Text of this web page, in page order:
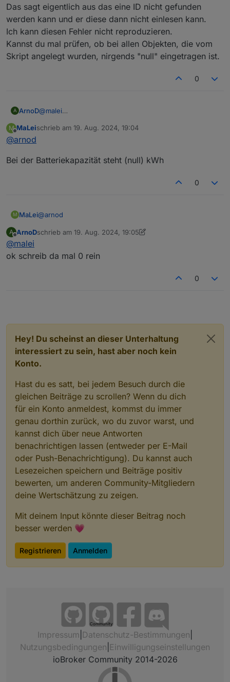
Das sagt eigentlich aus das eine ID nicht gefunden
werden kann und er diese dann nicht einlesen kann.
Ich kann diesen Fehler nicht reproduzieren.
Kannst du mal prüfen, ob bei allen Objekten, die vom
Skript angelegt wurden, nirgends "null" eingetragen ist.
0
A ArnoD@malei
werden kann und er diese dann nicht einlesen kann.
Skript angelegt wurden, nirgends "null" eingetragen ist.
M
Offline
MaLeischrieb am 19. Aug. 2024, 19:04
zuletzt editiert von
@arnod
Bei der Batteriekapazität steht (null) kWh
0
M MaLei@arnod
Bei der Batteriekapazität steht (null) kWh
A
Offline
ArnoDschrieb am 19. Aug. 2024, 19:05
zuletzt editiert von ArnoD
@malei
ok schreib da mal 0 rein
0
Hey! Du scheinst an dieser Unterhaltung
interessiert zu sein, hast aber noch kein
Konto.
Hast du es satt, bei jedem Besuch durch die
gleichen Beiträge zu scrollen? Wenn du dich
für ein Konto anmeldest, kommst du immer
genau dorthin zurück, wo du zuvor warst, und
kannst dich über neue Antworten
benachrichtigen lassen (entweder per E-Mail
oder Push-Benachrichtigung). Du kannst auch
Lesezeichen speichern und Beiträge positiv
bewerten, um anderen Community-Mitgliedern
deine Wertschätzung zu zeigen.
Mit deinem Input könnte dieser Beitrag noch
besser werden 💗
Registrieren Anmelden
Community
Impressum Datenschutz-Bestimmungen
Nutzungsbedingungen Einwilligungseinstellungen
ioBroker Community 2014-2026